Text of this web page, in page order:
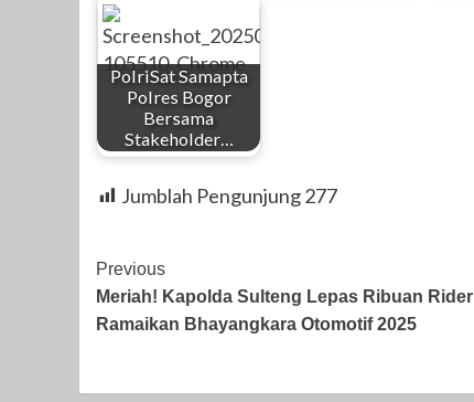
PolriSat Samapta
Polres Bogor
Bersama
Stakeholder…
Jumblah Pengunjung277
Post
Navigation
Previous
Meriah! Kapolda Sulteng Lepas Ribuan Rider
Ramaikan Bhayangkara Otomotif 2025